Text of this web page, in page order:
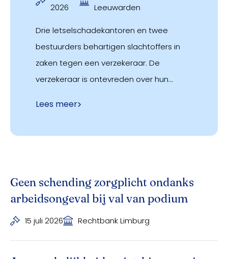
2026
Leeuwarden
Drie letselschadekantoren en twee
bestuurders behartigen slachtoffers in
zaken tegen een verzekeraar. De
verzekeraar is ontevreden over hun
waarschuwingen, gesprekken en een, in
de ogen van de verzekeraar, te
samenwerking en registreert zij de
kantoren en bestuurders intern en extern.
Lees meer
Geen schending zorgplicht ondanks
arbeidsongeval bij val van podium
15 juli 2026 Rechtbank Limburg